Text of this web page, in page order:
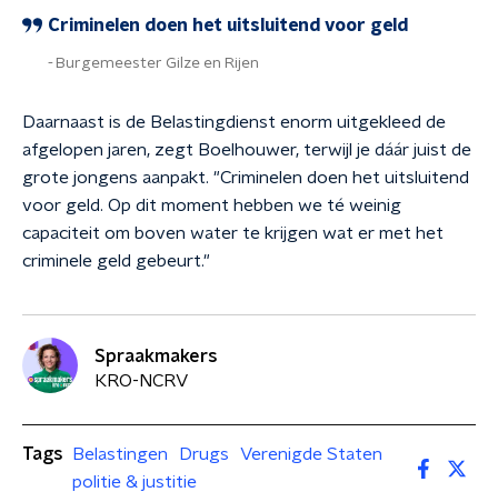
Criminelen doen het uitsluitend voor geld
Burgemeester Gilze en Rijen
Daarnaast is de Belastingdienst enorm uitgekleed de
afgelopen jaren, zegt Boelhouwer, terwijl je dáár juist de
grote jongens aanpakt. "Criminelen doen het uitsluitend
voor geld. Op dit moment hebben we té weinig
capaciteit om boven water te krijgen wat er met het
criminele geld gebeurt."
Spraakmakers
KRO-NCRV
Tags Belastingen Drugs
Verenigde Staten
politie & justitie